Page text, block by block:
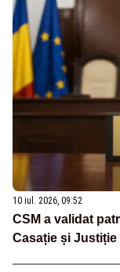
10 iul. 2026, 09:52
CSM a validat
Casație și Justiție